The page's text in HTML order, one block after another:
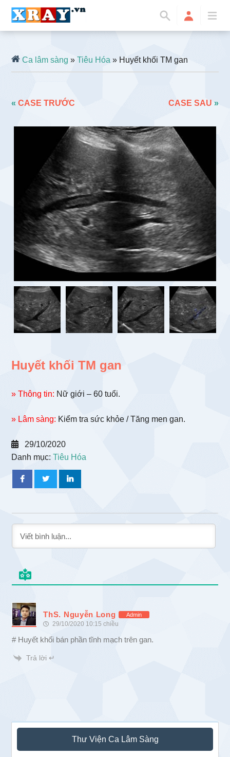
Ca lâm sàng »Tiêu Hóa » Huyết khối TM gan
«CASE TRƯỚC CASE SAU »
Huyết khối TM gan
» Thông tin: Nữ giới – 60 tuổi.
» Lâm sàng: Kiểm tra sức khỏe / Tăng men gan.
29/10/2020
Danh mục:Tiêu Hóa
ThS. Nguyễn Long Admin
29/10/2020 10:15 chiều
# Huyết khối bán phần tĩnh mạch trên gan.
Trả lời ↵
Sidebar
chính
Thư Viện Ca Lâm Sàng